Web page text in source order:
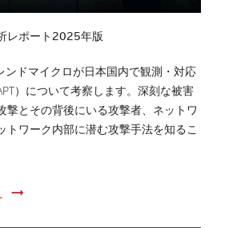
レポート2025年版
ンドマイクロが日本国内で観測・対応
）について考察します。深刻な被害
撃とその背後にいる攻撃者、ネットワ
トワーク内部に潜む攻撃手法を知るこ